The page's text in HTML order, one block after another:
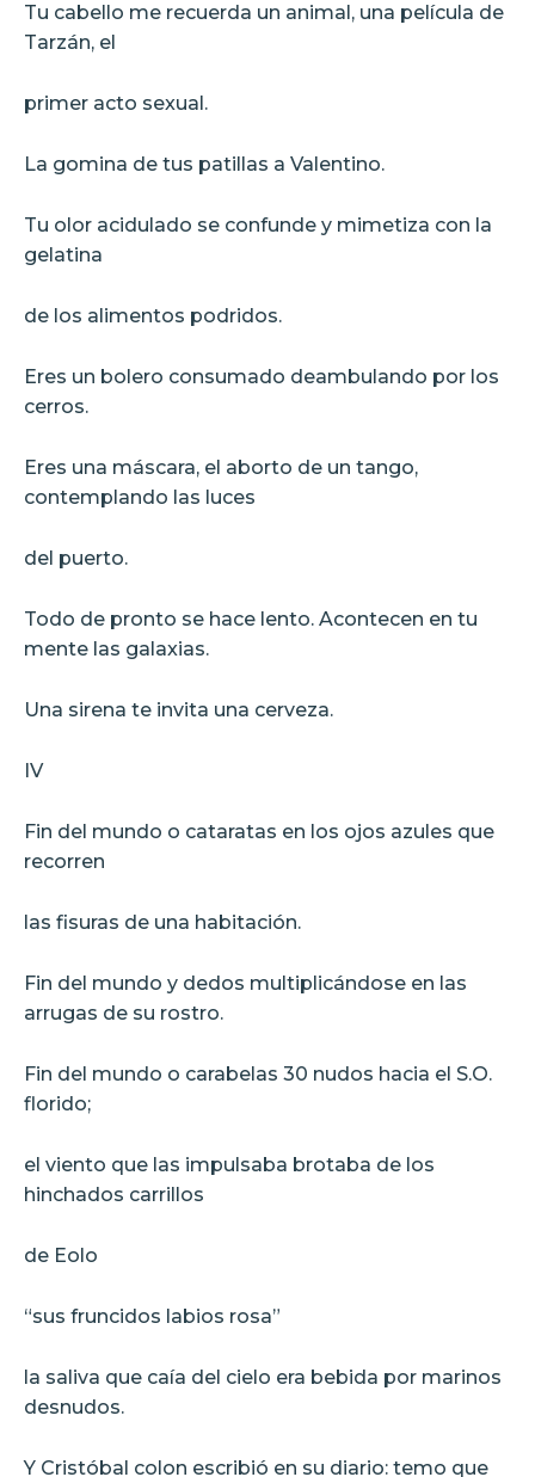
Tu cabello me recuerda un animal, una película de
Tarzán, el
primer acto sexual.
La gomina de tus patillas a Valentino.
Tu olor acidulado se confunde y mimetiza con la
gelatina
de los alimentos podridos.
Eres un bolero consumado deambulando por los
cerros.
Eres una máscara, el aborto de un tango,
contemplando las luces
del puerto.
Todo de pronto se hace lento. Acontecen en tu
mente las galaxias.
Una sirena te invita una cerveza.
IV
Fin del mundo o cataratas en los ojos azules que
recorren
las fisuras de una habitación.
Fin del mundo y dedos multiplicándose en las
arrugas de su rostro.
Fin del mundo o carabelas 30 nudos hacia el S.O.
florido;
el viento que las impulsaba brotaba de los
hinchados carrillos
de Eolo
“sus fruncidos labios rosa”
la saliva que caía del cielo era bebida por marinos
desnudos.
Y Cristóbal colon escribió en su diario: temo que